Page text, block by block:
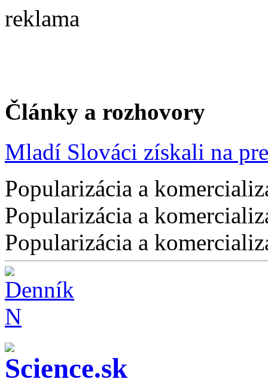
reklama
Články a rozhovory
Mladí Slováci získali na
Popularizácia a
Popularizácia a
Popularizácia a